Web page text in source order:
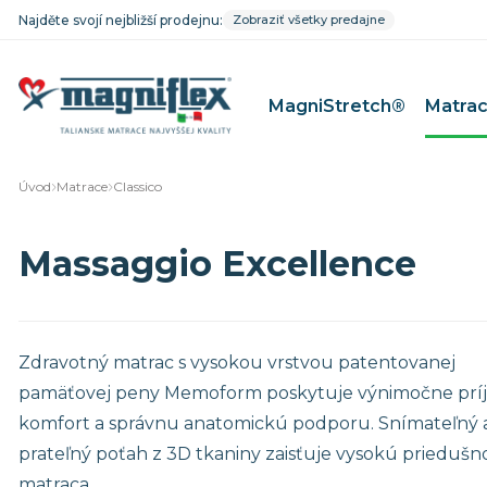
Najděte svojí nejbližší prodejnu: Zobraziť všetky predajne
MagniStretch®
MagniStretch®
Riposo
Baby Line
Matrace
Matrace
Mäkké matrace
Úvod Matrace Classico
Massaggio Excellence
Zdravotný matrac s vysokou vrstvou patentovanej
pamäťovej peny Memoform poskytuje výnimočne
komfort a správnu anatomickú podporu. Snímateľný
prateľný poťah z 3D tkaniny zaisťuje vysokú